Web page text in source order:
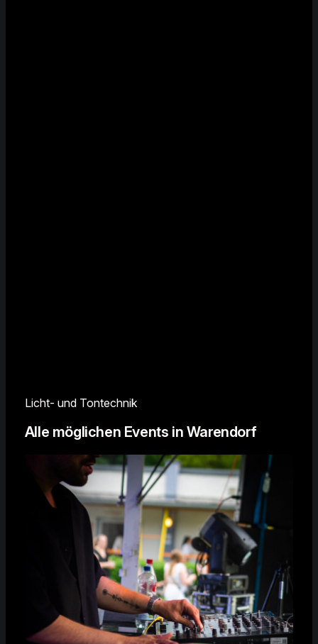
Licht- und Tontechnik
Alle möglichen Events in Warendorf